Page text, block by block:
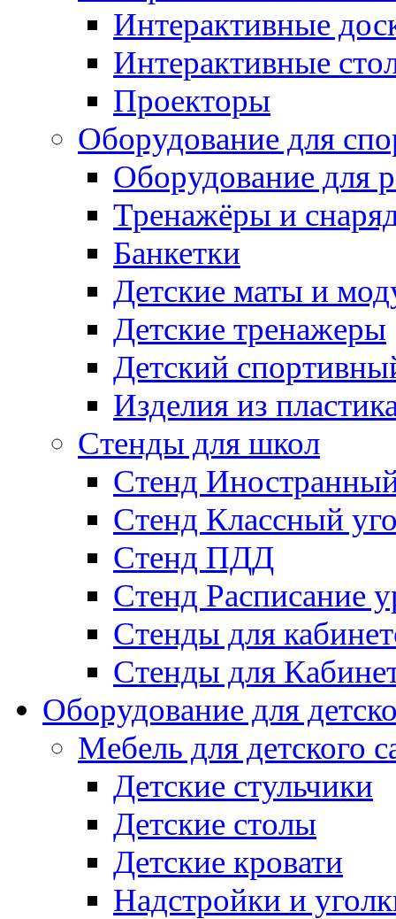
Интерактивные
Интерактивные
Проекторы
Оборудование для
Оборудование для
Тренажёры и
Банкетки
Детские маты и
Детские тренажеры
Детский
Изделия из
Стенды для школ
Стенд
Стенд Классный
Стенд ПДД
Стенд Расписание
Стенды для
Стенды для
Оборудование для
Мебель для детского
Детские стульчики
Детские столы
Детские кровати
Надстройки и